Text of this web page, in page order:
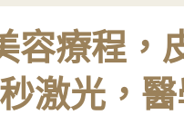
容療程，
激光，